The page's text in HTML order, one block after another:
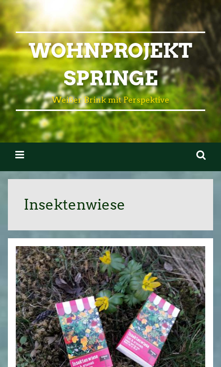
WOHNPROJEKT
SPRINGE
Weißer Brink mit Perspektive
Insektenwiese